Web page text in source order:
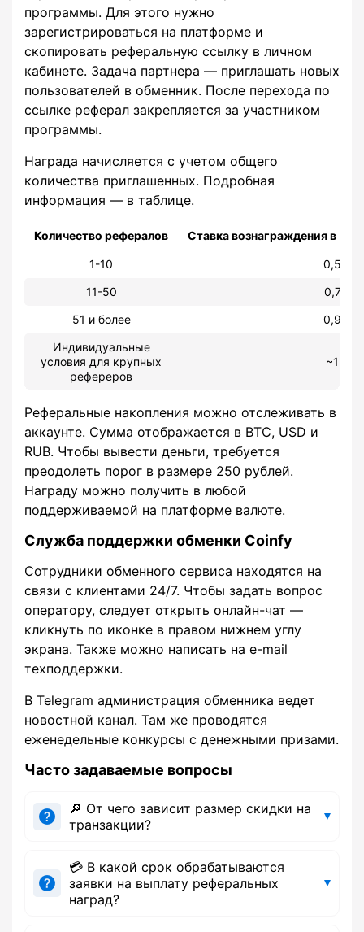
программы. Для этого нужно
зарегистрироваться на платформе и
скопировать реферальную ссылку в личном
кабинете. Задача партнера — приглашать новых
пользователей в обменник. После перехода по
ссылке реферал закрепляется за участником
программы.
Награда начисляется с учетом общего
количества приглашенных. Подробная
информация — в таблице.
Количество рефералов Ставка вознаграждения в %
1-10
0,5
11-50
0,7
51 и более
0,9
Индивидуальные
условия для крупных
рефереров
~1
Реферальные накопления можно отслеживать в
аккаунте. Сумма отображается в BTC, USD и
RUB. Чтобы вывести деньги, требуется
преодолеть порог в размере 250 рублей.
Награду можно получить в любой
поддерживаемой на платформе валюте.
Служба поддержки обменки Coinfy
Сотрудники обменного сервиса находятся на
связи с клиентами 24/7. Чтобы задать вопрос
оператору, следует открыть онлайн-чат —
кликнуть по иконке в правом нижнем углу
экрана. Также можно написать на e-mail
техподдержки.
В Telegram администрация обменника ведет
новостной канал. Там же проводятся
еженедельные конкурсы с денежными призами.
Часто задаваемые вопросы
🔎 От чего зависит размер скидки на
транзакции?
💳 В какой срок обрабатываются
заявки на выплату реферальных
наград?